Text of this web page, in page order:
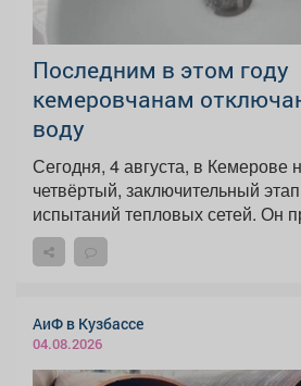
Последним в этом году
кемеровчанам
воду
Сегодня, 4 августа, в Кемерове
четвёртый, заключительный
испытаний тепловых сетей. Он
АиФ в Кузбассе
04.08.2026